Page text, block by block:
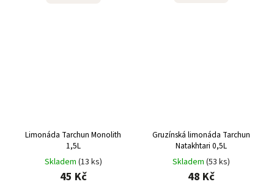
Limonáda Tarchun Monolith
1,5L
Skladem (13 ks)
45 Kč
Gruzínská limonáda Tarchun
Natakhtari 0,5L
Skladem (53 ks)
48 Kč